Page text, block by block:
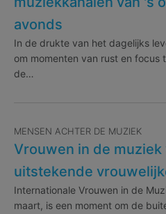
avonds
In de drukte van het dagelijks
om momenten van rust en focus
de…
MENSEN ACHTER DE MUZIEK
Vrouwen in de muziek
uitstekende
Internationale Vrouwen in de
maart, is een moment om de